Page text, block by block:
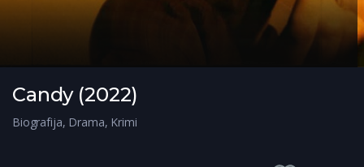
Candy (2022)
Biografija, Drama, Krimi